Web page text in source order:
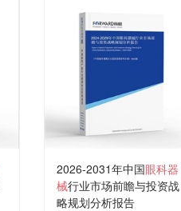
2026-2031年中国眼科器
械行业市场前瞻与投资战
略规划分析报告